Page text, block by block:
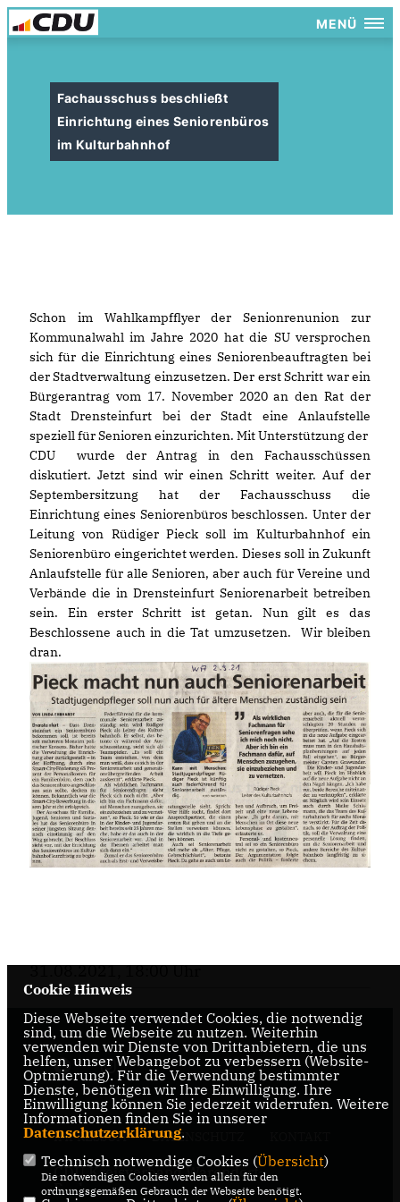
MENÜ
Fachausschuss beschließt
Einrichtung eines Seniorenbüros
im Kulturbahnhof
Schon im Wahlkampfflyer der Senionrenunion zur
Kommunalwahl im Jahre 2020 hat die SU versprochen
sich für die Einrichtung eines Seniorenbeauftragten bei
der Stadtverwaltung einzusetzen. Der erst Schritt war ein
Bürgerantrag vom 17. November 2020 an den Rat der
Stadt Drensteinfurt bei der Stadt eine Anlaufstelle
speziell für Senioren einzurichten. Mit Unterstützung der
CDU wurde der Antrag in den Fachausschüssen
diskutiert. Jetzt sind wir einen Schritt weiter. Auf der
Septembersitzung hat der Fachausschuss die
Einrichtung eines Seniorenbüros beschlossen. Unter der
Leitung von Rüdiger Pieck soll im Kulturbahnhof ein
Seniorenbüro eingerichtet werden. Dieses soll in Zukunft
Anlaufstelle für alle Senioren, aber auch für Vereine und
Verbände die in Drensteinfurt Seniorenarbeit betreiben
sein. Ein erster Schritt ist getan. Nun gilt es das
Beschlossene auch in die Tat umzusetzen. Wir bleiben
dran.
31.08.2021, 18:00 Uhr
IMPRESSUM DATENSCHUTZ
CDU Kreisverband Warendorf-
Beckum
Cookie Hinweis
Diese Webseite verwendet Cookies, die notwendig
sind, um die Webseite zu nutzen. Weiterhin
verwenden wir Dienste von Drittanbietern, die uns
helfen, unser Webangebot zu verbessern (Website-
Optmierung). Für die Verwendung bestimmter
Dienste, benötigen wir Ihre Einwilligung. Ihre
Einwilligung können Sie jederzeit widerrufen. Weitere
Informationen finden Sie in unserer
Datenschutzerklärung.
Technisch notwendige Cookies (Übersicht)
Die notwendigen Cookies werden allein für den
ordnungsgemäßen Gebrauch der Webseite benötigt.